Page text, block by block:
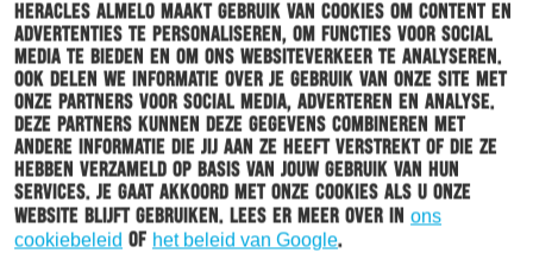
Heracles Almelo maakt gebruik van cookies om content en
advertenties te personaliseren, om functies voor social
media te bieden en om ons websiteverkeer te analyseren.
Ook delen we informatie over je gebruik van onze site met
onze partners voor social media, adverteren en analyse.
Deze partners kunnen deze gegevens combineren met
andere informatie die jij aan ze heeft verstrekt of die ze
hebben verzameld op basis van jouw gebruik van hun
services. Je gaat akkoord met onze cookies als u onze
website blijft gebruiken. Lees er meer over in ons
cookiebeleid of het beleid van Google.
HERACLES 23-03-2023
PROGRAMMA ACADEMIE